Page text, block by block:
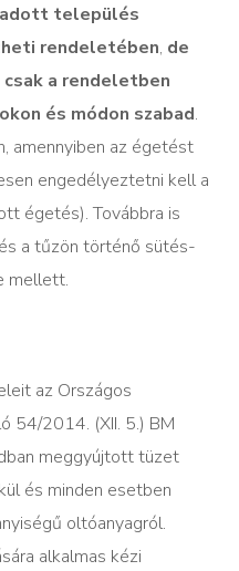
település
rendeletében, de
a rendeletben
és módon szabad.
amennyiben az égetést
engedélyeztetni kell a
égetés). Továbbra is
a tűzön történő sütés-
mellett.
az Országos
54/2014. (XII. 5.) BM
meggyújtott tüzet
és minden esetben
oltóanyagról.
alkalmas kézi